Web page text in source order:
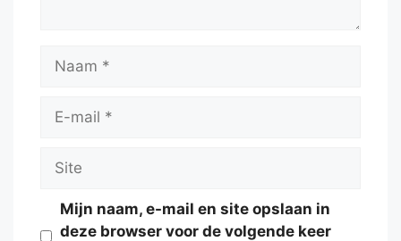
Naam
Site
Mijn naam, e-mail en site opslaan in
deze browser voor de volgende keer